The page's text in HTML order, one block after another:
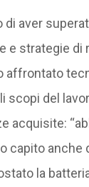
di aver
e strategie di
affrontato
scopi del
acquisite:
capito anche
la